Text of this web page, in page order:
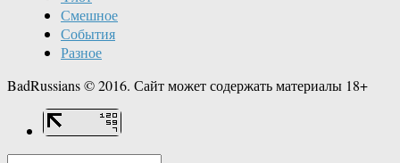
Смешное
События
Разное
BadRussians © 2016. Сайт может содержать материалы 18+